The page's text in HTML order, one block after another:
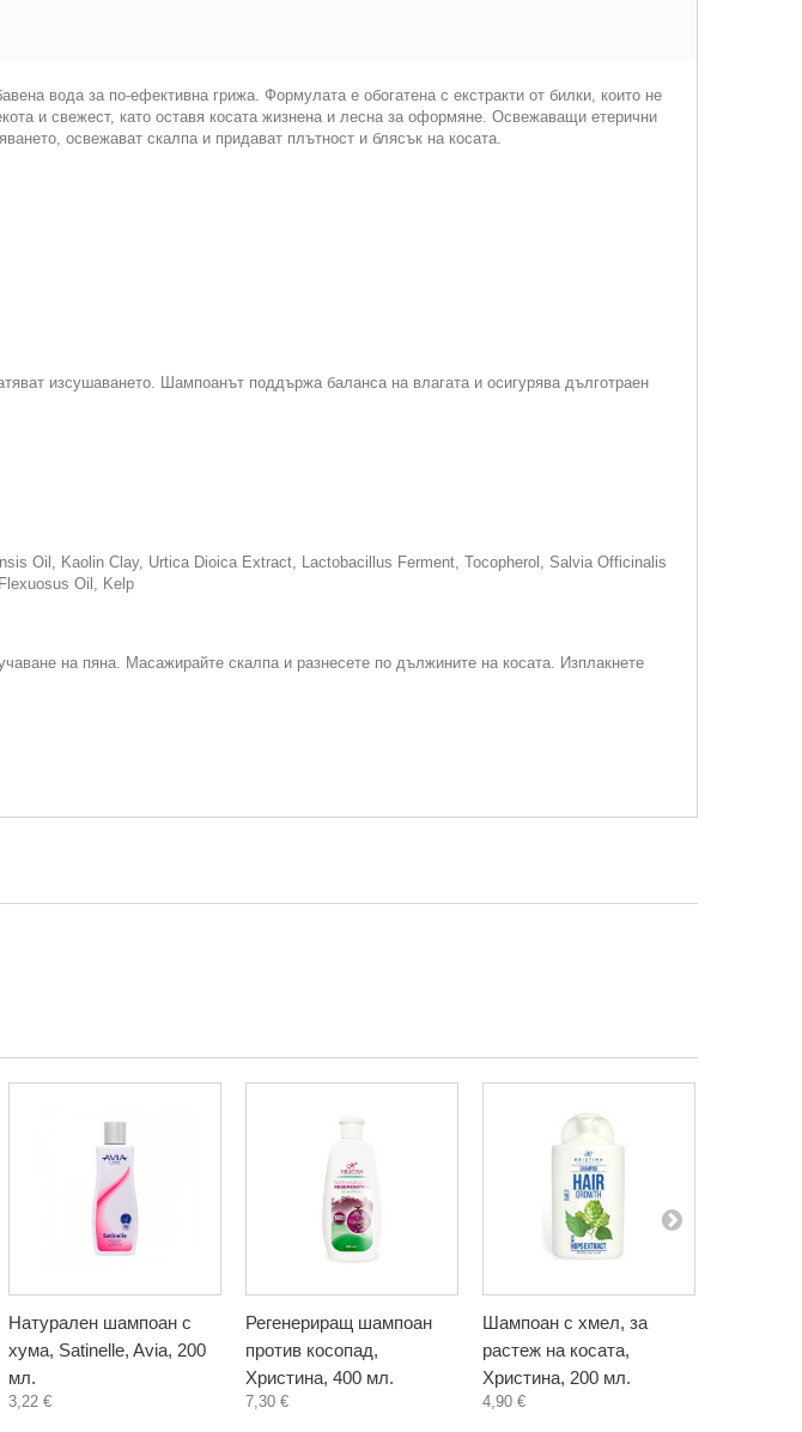
вода за по-ефективна грижа. Формулата е обогатена с екстракти от билки, които не
и свежест, като оставя косата жизнена и лесна за оформяне. Освежаващи етерични
освежават скалпа и придават плътност и блясък на косата.
изсушаването. Шампоанът поддържа баланса на влагата и осигурява дълготраен
Oil, Kaolin Clay, Urtica Dioica Extract, Lactobacillus Ferment, Tocopherol, Salvia Officinalis
Oil, Kelp
на пяна. Масажирайте скалпа и разнесете по дължините на косата. Изплакнете
Натурален шампоан с
хума, Satinelle, Avia, 200
мл.
3,22 €
Регенериращ шампоан
против косопад,
Христина, 400 мл.
7,30 €
Шампоан с хмел, за
растеж на косата,
Христина, 200 мл.
4,90 €